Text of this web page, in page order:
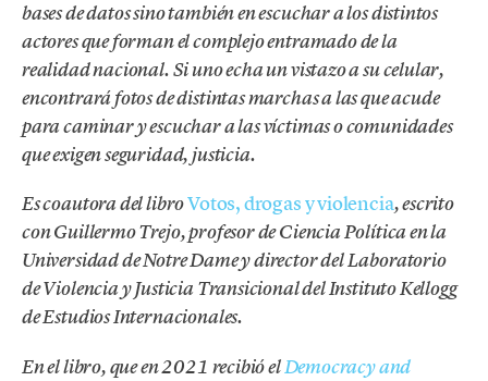
bases de datos sino también en escuchar a los distintos
actores que forman el complejo entramado de la
realidad nacional. Si uno echa un vistazo a su celular,
encontrará fotos de distintas marchas a las que acude
para caminar y escuchar a las víctimas o comunidades
que exigen seguridad, justicia.
Es coautora del libroVotos, drogas y violencia, escrito
con Guillermo Trejo, profesor de Ciencia Política en la
Universidad de Notre Dame y director del Laboratorio
de Violencia y Justicia Transicional del Instituto Kellogg
de Estudios Internacionales.
En el libro, que en 2021 recibió elDemocracy and